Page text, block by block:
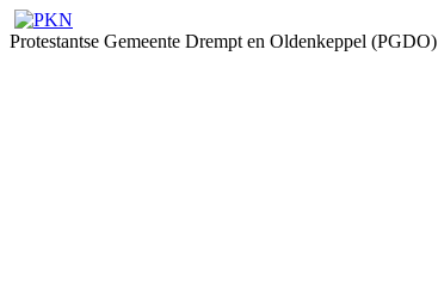
Protestantse Gemeente Drempt en Oldenkeppel (PGDO)